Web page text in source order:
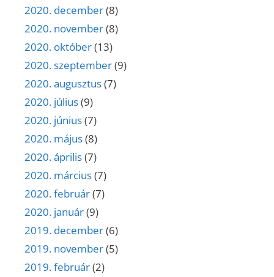
2020. december(8)
2020. november(8)
2020. október(13)
2020. szeptember(9)
2020. augusztus(7)
2020. július(9)
2020. június(7)
2020. május(8)
2020. április(7)
2020. március(7)
2020. február(7)
2020. január(9)
2019. december(6)
2019. november(5)
2019. február(2)